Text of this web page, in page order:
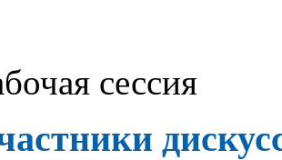
сессия